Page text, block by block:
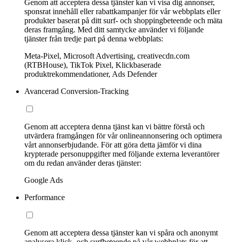
Genom att acceptera dessa tjänster kan vi visa dig annonser,
sponsrat innehåll eller rabattkampanjer för vår webbplats eller
produkter baserat på ditt surf- och shoppingbeteende och mäta
deras framgång. Med ditt samtycke använder vi följande
tjänster från tredje part på denna webbplats:
Meta-Pixel, Microsoft Advertising, creativecdn.com
(RTBHouse), TikTok Pixel, Klickbaserade
produktrekommendationer, Ads Defender
Avancerad Conversion-Tracking
Genom att acceptera denna tjänst kan vi bättre förstå och
utvärdera framgången för vår onlineannonsering och optimera
vårt annonserbjudande. För att göra detta jämför vi dina
krypterade personuppgifter med följande externa leverantörer
om du redan använder deras tjänster:
Google Ads
Performance
Genom att acceptera dessa tjänster kan vi spåra och anonymt